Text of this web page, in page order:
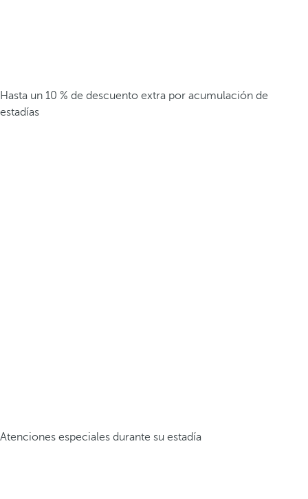
Hasta un 10 % de descuento extra por acumulación de
estadías
Atenciones especiales durante su estadía